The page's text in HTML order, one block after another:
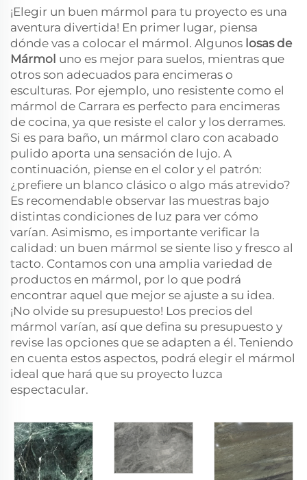
¡Elegir un buen mármol para tu proyecto es una
aventura divertida! En primer lugar, piensa
dónde vas a colocar el mármol. Algunos losas de
Mármol uno es mejor para suelos, mientras que
otros son adecuados para encimeras o
esculturas. Por ejemplo, uno resistente como el
mármol de Carrara es perfecto para encimeras
de cocina, ya que resiste el calor y los derrames.
Si es para baño, un mármol claro con acabado
pulido aporta una sensación de lujo. A
continuación, piense en el color y el patrón:
¿prefiere un blanco clásico o algo más atrevido?
Es recomendable observar las muestras bajo
distintas condiciones de luz para ver cómo
varían. Asimismo, es importante verificar la
calidad: un buen mármol se siente liso y fresco al
tacto. Contamos con una amplia variedad de
productos en mármol, por lo que podrá
encontrar aquel que mejor se ajuste a su idea.
¡No olvide su presupuesto! Los precios del
mármol varían, así que defina su presupuesto y
revise las opciones que se adapten a él. Teniendo
en cuenta estos aspectos, podrá elegir el mármol
ideal que hará que su proyecto luzca
espectacular.